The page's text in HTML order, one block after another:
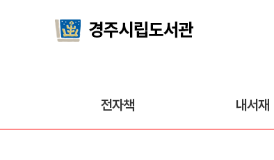
전자책 내서재